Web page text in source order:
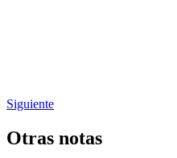
Siguiente
Otras notas